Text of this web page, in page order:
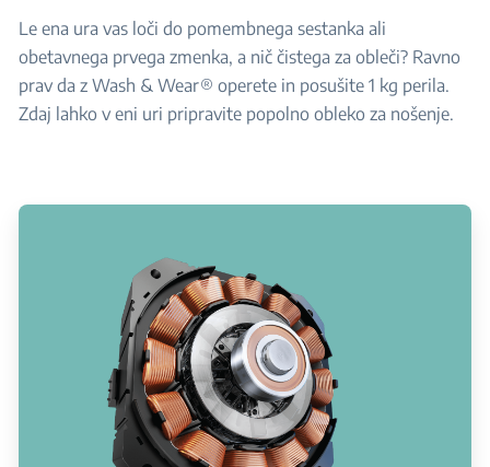
Le ena ura vas loči do pomembnega sestanka ali
obetavnega prvega zmenka, a nič čistega za obleči? Ravno
prav da z Wash & Wear® operete in posušite 1 kg perila.
Zdaj lahko v eni uri pripravite popolno obleko za nošenje.